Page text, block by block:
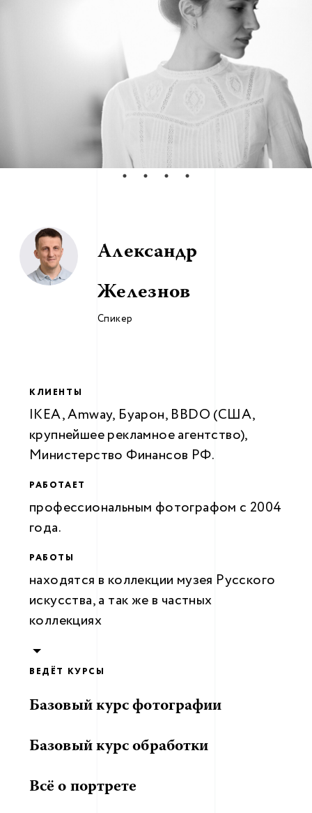
Александр
Железнов
Спикер
КЛИЕНТЫ
IKEA, Amway, Буарон, BBDO (США,
крупнейшее рекламное агентство),
Министерство Финансов РФ.
РАБОТАЕТ
профессиональным фотографом с 2004
года.
РАБОТЫ
находятся в коллекции музея Русского
искусства, а так же в частных
коллекциях
ВЕДЁТ КУРСЫ
Базовый курс фотографии
Базовый курс обработки
Всё о портрете